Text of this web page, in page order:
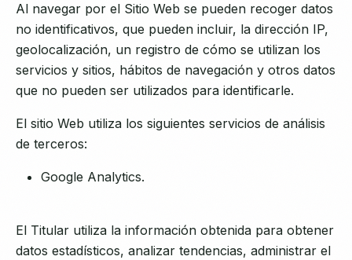
Al navegar por el Sitio Web se pueden recoger datos
no identificativos, que pueden incluir, la dirección IP,
geolocalización, un registro de cómo se utilizan los
servicios y sitios, hábitos de navegación y otros datos
que no pueden ser utilizados para identificarle.
El sitio Web utiliza los siguientes servicios de análisis
de terceros:
Google Analytics.
El Titular utiliza la información obtenida para obtener
datos estadísticos, analizar tendencias, administrar el